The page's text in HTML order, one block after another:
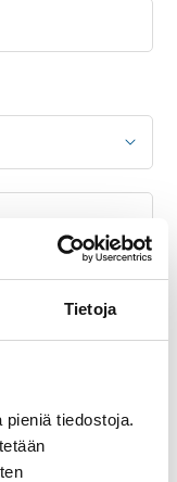
Tietoja
tiedostoja.